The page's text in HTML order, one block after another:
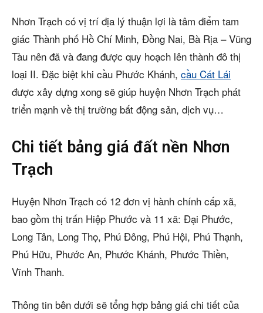
Nhơn Trạch có vị trí địa lý thuận lợi là tâm điểm tam
giác Thành phố Hồ Chí Minh, Đồng Nai, Bà Rịa – Vũng
Tàu nên đã và đang được quy hoạch lên thành đô thị
loại II. Đặc biệt khi cầu Phước Khánh, cầu Cát Lái
được xây dựng xong sẽ giúp huyện Nhơn Trạch phát
triển mạnh về thị trường bất động sản, dịch vụ…
Chi tiết bảng giá đất nền Nhơn
Trạch
Huyện Nhơn Trạch có 12 đơn vị hành chính cấp xã,
bao gồm thị trấn Hiệp Phước và 11 xã: Đại Phước,
Long Tân, Long Thọ, Phú Đông, Phú Hội, Phú Thạnh,
Phú Hữu, Phước An, Phước Khánh, Phước Thiền,
Vĩnh Thanh.
Thông tin bên dưới sẽ tổng hợp bảng giá chi tiết của